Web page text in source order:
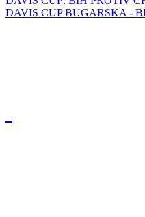
DAVIS CUP BUGARSKA -